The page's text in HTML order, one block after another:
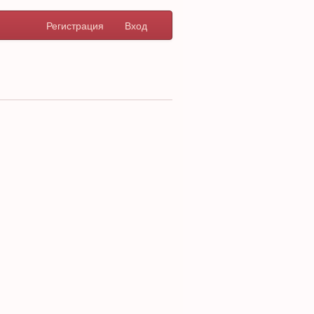
Регистрация Вход